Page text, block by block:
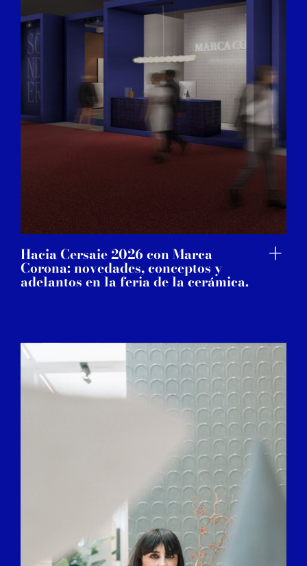
Hacia Cersaie 2026 con Marca
Corona: novedades, conceptos y
adelantos en la feria de la cerámica.